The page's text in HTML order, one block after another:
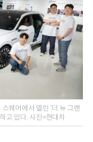
퀘어에서 열린 '더 뉴 그랜
고 있다. 사진=현대차